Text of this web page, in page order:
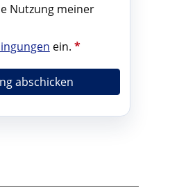
Nutzung meiner
ein. *
abschicken